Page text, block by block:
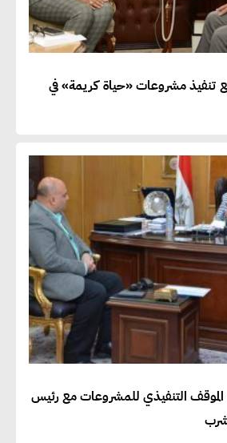
تنفيذ مشروعات «حياة كريمة» في
التنفيذي للمشروعات مع رئيس